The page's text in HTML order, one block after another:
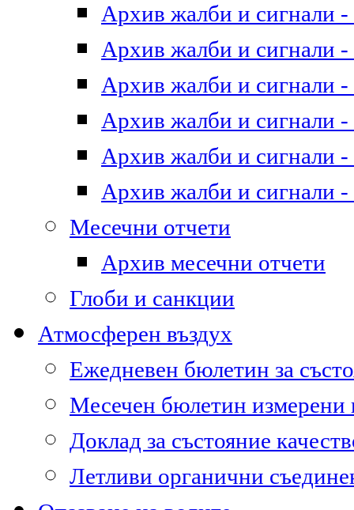
Архив жалби и сигнали -
Архив жалби и сигнали -
Архив жалби и сигнали -
Архив жалби и сигнали -
Архив жалби и сигнали -
Архив жалби и сигнали -
Месечни отчети
Архив месечни отчети
Глоби и санкции
Атмосферен въздух
Ежедневен бюлетин за
Месечен бюлетин
Доклад за състояние
Летливи органични